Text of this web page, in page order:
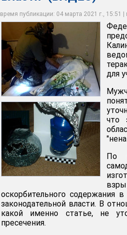
время публикации: 04 марта 2021 г., 15:51
Национальный
Национальный
для
что
По
оскорбительного содержания
законодательной власти. В
какой именно статье, не
пресечения.